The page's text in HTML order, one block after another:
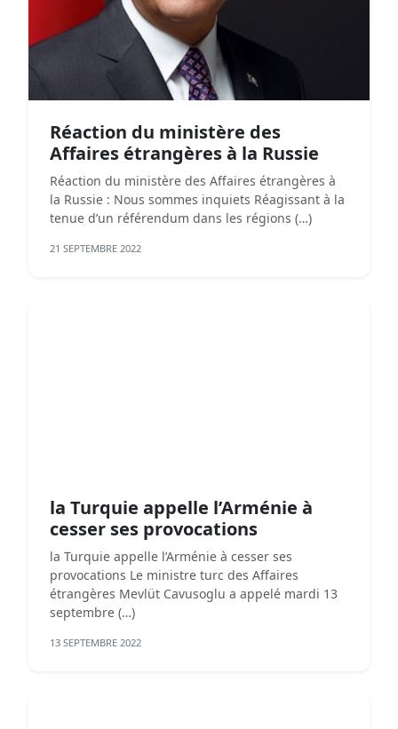
Réaction du ministère des
Affaires étrangères à la Russie
Réaction du ministère des Affaires étrangères à
la Russie : Nous sommes inquiets Réagissant à la
tenue d’un référendum dans les régions (…)
21 SEPTEMBRE 2022
la Turquie appelle l’Arménie à
cesser ses provocations
la Turquie appelle l’Arménie à cesser ses
provocations Le ministre turc des Affaires
étrangères Mevlüt Cavusoglu a appelé mardi 13
septembre (…)
13 SEPTEMBRE 2022